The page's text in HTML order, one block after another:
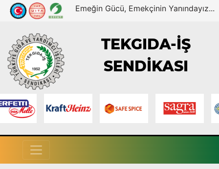
Emeğin Gücü, Emekçinin Yanındayız...
TEKGIDA-İŞ
SENDİKASI